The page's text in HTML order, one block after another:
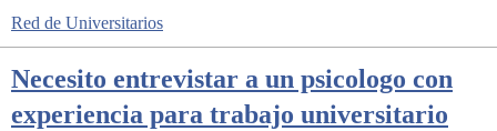
Red de Universitarios
Necesito entrevistar a un psicologo con
experiencia para trabajo universitario